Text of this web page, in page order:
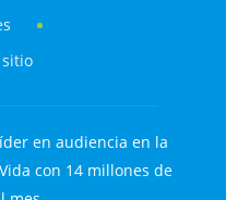
en audiencia en la
con 14 millones de